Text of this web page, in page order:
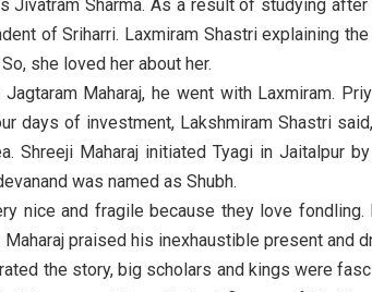
Sharma. As a result of studying after
of Sriharri. Laxmiram Shastri explaining
she loved her about her.
Maharaj, he went with Laxmiram.
days of investment, Lakshmiram Shastri
Shreeji Maharaj initiated Tyagi in Jaitalpur
was named as Shubh.
nice and fragile because they love
praised his inexhaustible present and
the story, big scholars and kings were